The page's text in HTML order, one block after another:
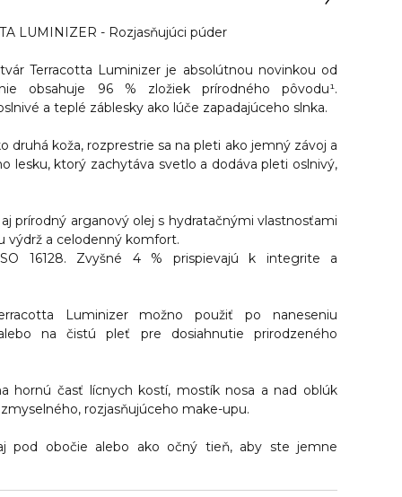
LUMINIZER - Rozjasňujúci púder
Terracotta Luminizer je absolútnou novinkou od
obsahuje 96 % zložiek prírodného pôvodu¹.
a teplé záblesky ako lúče zapadajúceho slnka.
druhá koža, rozprestrie sa na pleti ako jemný závoj a
lesku, ktorý zachytáva svetlo a dodáva pleti oslnivý,
prírodný arganový olej s hydratačnými vlastnosťami
výdrž a celodenný komfort.
16128. Zvyšné 4 % prispievajú k integrite a
Luminizer možno použiť po naneseniu
na čistú pleť pre dosiahnutie prirodzeného
hornú časť lícnych kostí, mostík nosa a nad oblúk
rozjasňujúceho make-upu.
pod obočie alebo ako očný tieň, aby ste jemne